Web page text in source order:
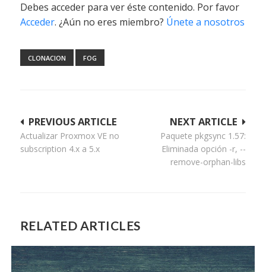
Debes acceder para ver éste contenido. Por favor
Acceder. ¿Aún no eres miembro? Únete a nosotros
CLONACION FOG
Navegación
de
NEXT ARTICLE
Paquete pkgsync 1.57:
Eliminada opción -r, --
remove-orphan-libs
PREVIOUS ARTICLE
Actualizar Proxmox VE no
subscription 4.x a 5.x
RELATED ARTICLES